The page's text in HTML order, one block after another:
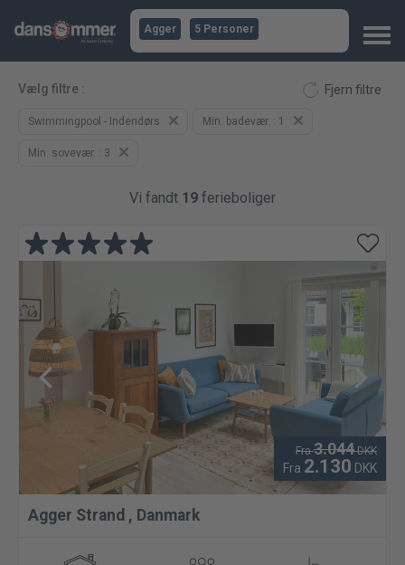
Agger 5 Personer
Vælg filtre : Fjern filtre
Swimmingpool - Indendørs Min. badevær. : 1
Min. sovevær. : 3
Vi fandt 19 ferieboliger
Fra3.044 DKK
Fra 2.130 DKK
Agger Strand , Danmark